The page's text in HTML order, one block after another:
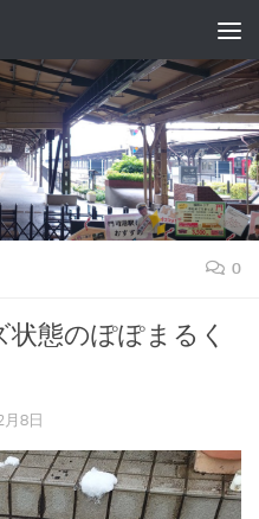
0
態のぽぽまるく
月8日